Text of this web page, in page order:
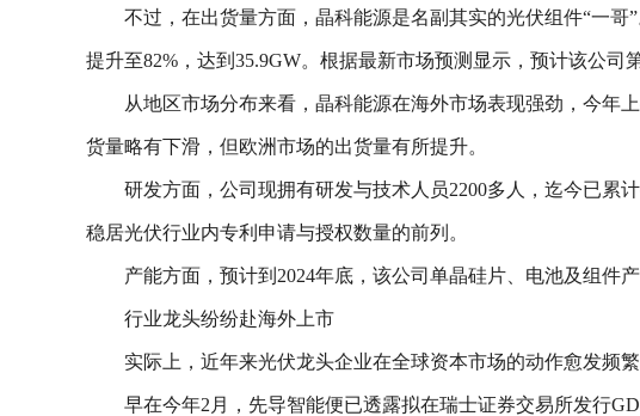
不过，在出货量方面，晶科能源是名副其实的光伏组件“一
提升至82%，达到35.9GW。根据最新市场预测显示，预计该公司
从地区市场分布来看，晶科能源在海外市场表现强劲，今年
货量略有下滑，但欧洲市场的出货量有所提升。
研发方面，公司现拥有研发与技术人员2200多人，迄今已累
稳居光伏行业内专利申请与授权数量的前列。
产能方面，预计到2024年底，该公司单晶硅片、电池及组件
行业龙头纷纷赴海外上市
实际上，近年来光伏龙头企业在全球资本市场的动作愈发频
早在今年2月，先导智能便已透露拟在瑞士证券交易所发行